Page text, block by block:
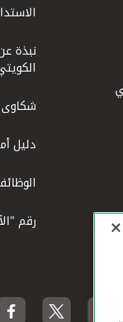
نبذة
شكاوى
دليل
رقم